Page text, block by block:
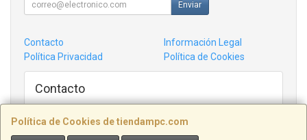
Política de Cookies de tiendampc.com
Enviar
Contacto
Información Legal
Política Privacidad
Política de Cookies
Contacto
admin@tiendampc.com